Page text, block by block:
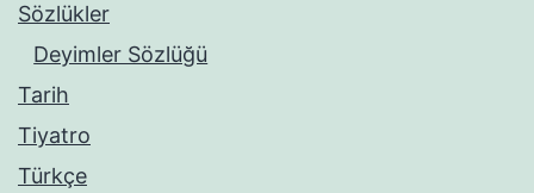
Sözlükler
Deyimler Sözlüğü
Tarih
Tiyatro
Türkçe